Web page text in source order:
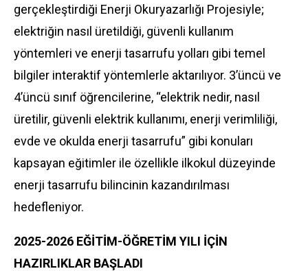
gerçekleştirdiği Enerji Okuryazarlığı Projesiyle;
elektriğin nasıl üretildiği, güvenli kullanım
yöntemleri ve enerji tasarrufu yolları gibi temel
bilgiler interaktif yöntemlerle aktarılıyor. 3’üncü ve
4’üncü sınıf öğrencilerine, “elektrik nedir, nasıl
üretilir, güvenli elektrik kullanımı, enerji verimliliği,
evde ve okulda enerji tasarrufu” gibi konuları
kapsayan eğitimler ile özellikle ilkokul düzeyinde
enerji tasarrufu bilincinin kazandırılması
hedefleniyor.
2025-2026 EĞİTİM-ÖĞRETİM YILI İÇİN
HAZIRLIKLAR BAŞLADI